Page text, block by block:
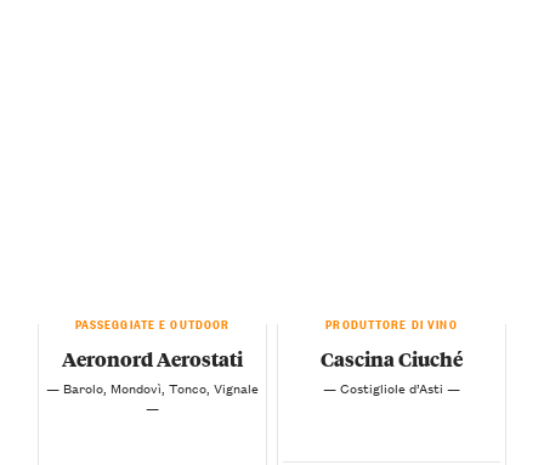
PASSEGGIATE E OUTDOOR
Aeronord Aerostati
— Barolo, Mondovì, Tonco, Vignale
—
PRODUTTORE DI VINO
Cascina Ciuché
— Costigliole d’Asti —